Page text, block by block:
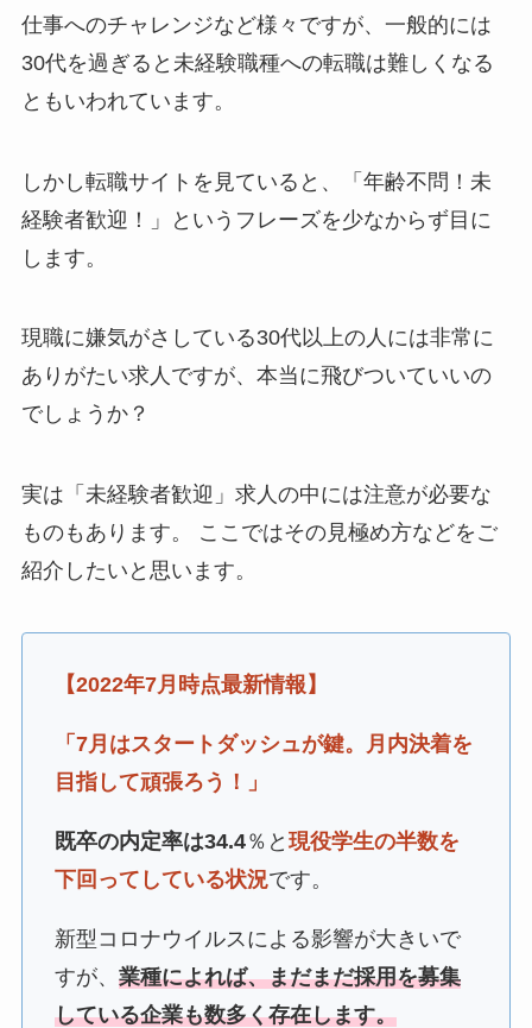
仕事へのチャレンジなど様々ですが、一般的には
30代を過ぎると未経験職種への転職は難しくなる
ともいわれています。
しかし転職サイトを見ていると、「年齢不問！未
経験者歓迎！」というフレーズを少なからず目に
します。
現職に嫌気がさしている30代以上の人には非常に
ありがたい求人ですが、本当に飛びついていいの
でしょうか？
実は「未経験者歓迎」求人の中には注意が必要な
ものもあります。 ここではその見極め方などをご
紹介したいと思います。
【2022年7月時点最新情報】
「7月はスタートダッシュが鍵。月内決着を
目指して頑張ろう！」
既卒の内定率は34.4％と 現役学生の半数を
下回ってしている状況です。
新型コロナウイルスによる影響が大きいで
すが、 業種によれば、まだまだ採用を募集
している企業も数多く存在します。